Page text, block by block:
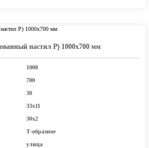
настил Р) 1000х700 мм
1000
700
30
33х11
30х2
Т-образное
улица